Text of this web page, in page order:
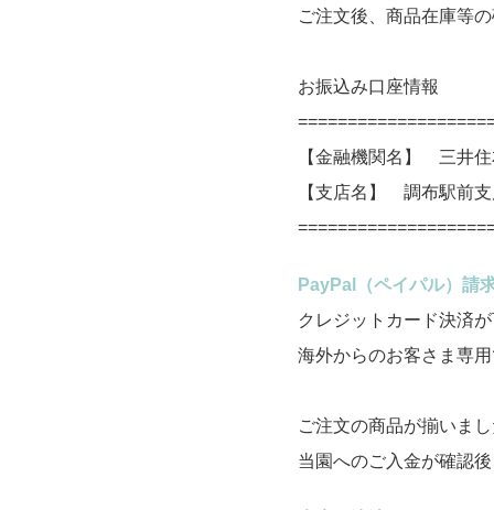
ご注文後、商品在庫等
お振込み口座情報
【金融機関名】 三井
【支店名】 調布駅前
PayPal（ペイパル）請
クレジットカード決済
海外からのお客さま専
ご注文の商品が揃いま
当園へのご入金が確認